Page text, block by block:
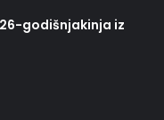
godišnjakinja iz